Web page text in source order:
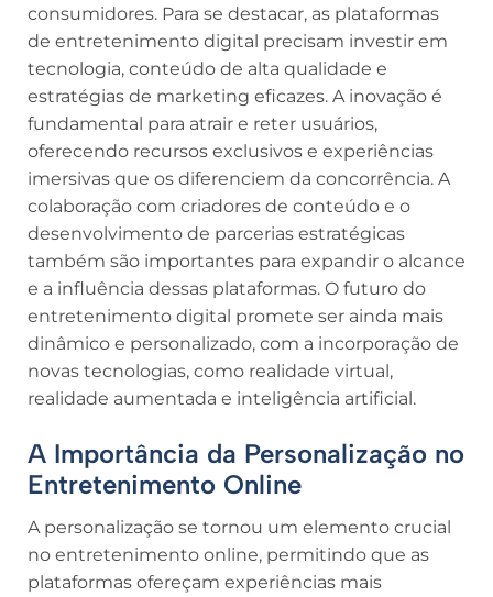
consumidores. Para se destacar, as plataformas
de entretenimento digital precisam investir em
tecnologia, conteúdo de alta qualidade e
estratégias de marketing eficazes. A inovação é
fundamental para atrair e reter usuários,
oferecendo recursos exclusivos e experiências
imersivas que os diferenciem da concorrência. A
colaboração com criadores de conteúdo e o
desenvolvimento de parcerias estratégicas
também são importantes para expandir o alcance
e a influência dessas plataformas. O futuro do
entretenimento digital promete ser ainda mais
dinâmico e personalizado, com a incorporação de
novas tecnologias, como realidade virtual,
realidade aumentada e inteligência artificial.
A Importância da Personalização no
Entretenimento Online
A personalização se tornou um elemento crucial
no entretenimento online, permitindo que as
plataformas ofereçam experiências mais